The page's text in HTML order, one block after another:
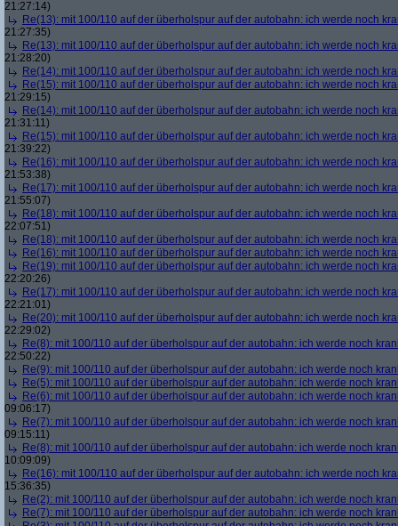
21:27:14)
Re(13): mit 100/110 auf der überholspur auf der autobahn: ich werde noch
21:27:35)
Re(13): mit 100/110 auf der überholspur auf der autobahn: ich werde noch
21:28:20)
Re(14): mit 100/110 auf der überholspur auf der autobahn: ich werde noch
Re(15): mit 100/110 auf der überholspur auf der autobahn: ich werde noch
21:29:15)
Re(14): mit 100/110 auf der überholspur auf der autobahn: ich werde noch
21:31:11)
Re(15): mit 100/110 auf der überholspur auf der autobahn: ich werde noch
21:39:22)
Re(16): mit 100/110 auf der überholspur auf der autobahn: ich werde noch
21:53:38)
Re(17): mit 100/110 auf der überholspur auf der autobahn: ich werde noch
21:55:07)
Re(18): mit 100/110 auf der überholspur auf der autobahn: ich werde noch
22:07:51)
Re(18): mit 100/110 auf der überholspur auf der autobahn: ich werde noch
Re(16): mit 100/110 auf der überholspur auf der autobahn: ich werde noch
Re(19): mit 100/110 auf der überholspur auf der autobahn: ich werde noch
22:20:26)
Re(17): mit 100/110 auf der überholspur auf der autobahn: ich werde noch
22:21:01)
Re(20): mit 100/110 auf der überholspur auf der autobahn: ich werde noch
22:29:02)
Re(8): mit 100/110 auf der überholspur auf der autobahn: ich werde noch
22:50:22)
Re(9): mit 100/110 auf der überholspur auf der autobahn: ich werde noch
Re(5): mit 100/110 auf der überholspur auf der autobahn: ich werde noch
Re(6): mit 100/110 auf der überholspur auf der autobahn: ich werde noch
09:06:17)
Re(7): mit 100/110 auf der überholspur auf der autobahn: ich werde noch
09:15:11)
Re(8): mit 100/110 auf der überholspur auf der autobahn: ich werde noch
10:09:09)
Re(16): mit 100/110 auf der überholspur auf der autobahn: ich werde noch
15:36:35)
Re(2): mit 100/110 auf der überholspur auf der autobahn: ich werde noch
Re(7): mit 100/110 auf der überholspur auf der autobahn: ich werde noch